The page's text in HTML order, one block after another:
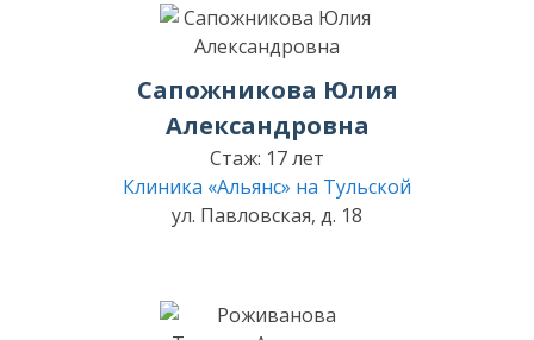
Сапожникова Юлия
Александровна
Стаж: 17 лет
Клиника «Альянс» на Тульской
ул. Павловская, д. 18